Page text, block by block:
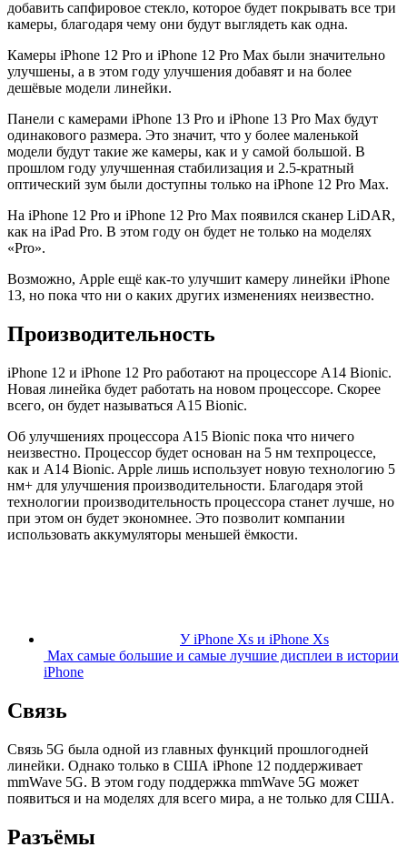
добавить сапфировое стекло, которое будет покрывать все три
камеры, благодаря чему они будут выглядеть как одна.
Камеры iPhone 12 Pro и iPhone 12 Pro Max были значительно
улучшены, а в этом году улучшения добавят и на более
дешёвые модели линейки.
Панели с камерами iPhone 13 Pro и iPhone 13 Pro Max будут
одинакового размера. Это значит, что у более маленькой
модели будут такие же камеры, как и у самой большой. В
прошлом году улучшенная стабилизация и 2.5-кратный
оптический зум были доступны только на iPhone 12 Pro Max.
На iPhone 12 Pro и iPhone 12 Pro Max появился сканер LiDAR,
как на iPad Pro. В этом году он будет не только на моделях
«Pro».
Возможно, Apple ещё как-то улучшит камеру линейки iPhone
13, но пока что ни о каких других изменениях неизвестно.
Производительность
iPhone 12 и iPhone 12 Pro работают на процессоре A14 Bionic.
Новая линейка будет работать на новом процессоре. Скорее
всего, он будет называться A15 Bionic.
Об улучшениях процессора A15 Bionic пока что ничего
неизвестно. Процессор будет основан на 5 нм техпроцессе,
как и A14 Bionic. Apple лишь использует новую технологию 5
нм+ для улучшения производительности. Благодаря этой
технологии производительность процессора станет лучше, но
при этом он будет экономнее. Это позволит компании
использовать аккумуляторы меньшей ёмкости.
У iPhone Xs и iPhone Xs
Max самые большие и самые лучшие дисплеи в истории
iPhone
Связь
Связь 5G была одной из главных функций прошлогодней
линейки. Однако только в США iPhone 12 поддерживает
mmWave 5G. В этом году поддержка mmWave 5G может
появиться и на моделях для всего мира, а не только для США.
Разъёмы